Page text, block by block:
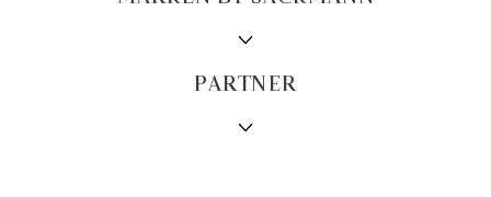
PARTNER